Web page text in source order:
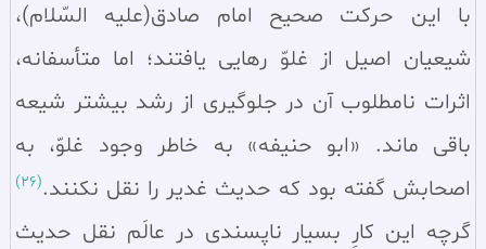
با این حرکت صحیح امام صادق(علیه السّلام)،
شیعیان اصیل از غلوّ رهایی یافتند؛ اما متأسفانه،
اثرات نامطلوب آن در جلوگیری از رشد بیشتر شیعه
باقی ماند. «ابو حنیفه» به خاطر وجود غلوّ، به
اصحابش گفته بود که حدیث غدیر را نقل نکنند.(26)
گرچه این کارِ بسیار ناپسندی در عالَم نقل حدیث